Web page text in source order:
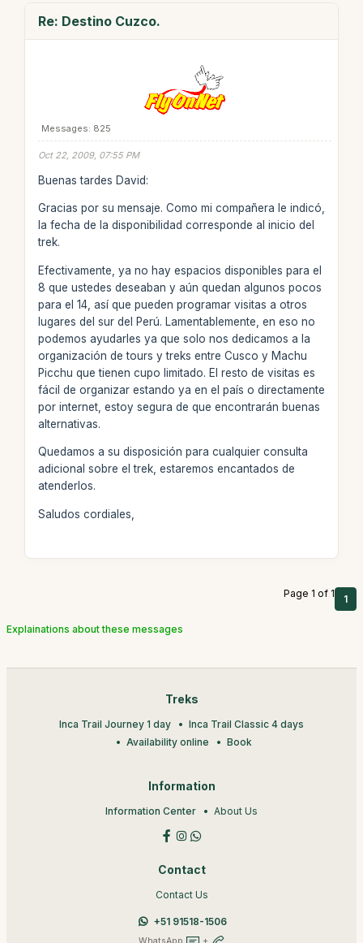
Re: Destino Cuzco.
Messages: 825
Oct 22, 2009, 07:55 PM
Buenas tardes David:
Gracias por su mensaje. Como mi compañera le indicó,
la fecha de la disponibilidad corresponde al inicio del
trek.
Efectivamente, ya no hay espacios disponibles para el
8 que ustedes deseaban y aún quedan algunos pocos
para el 14, así que pueden programar visitas a otros
lugares del sur del Perú. Lamentablemente, en eso no
podemos ayudarles ya que solo nos dedicamos a la
organización de tours y treks entre Cusco y Machu
Picchu que tienen cupo limitado. El resto de visitas es
fácil de organizar estando ya en el país o directamente
por internet, estoy segura de que encontrarán buenas
alternativas.
Quedamos a su disposición para cualquier consulta
adicional sobre el trek, estaremos encantados de
atenderlos.
Saludos cordiales,
Page 1 of 1 1
Explainations about these messages
Treks
Inca Trail Journey 1 day
Inca Trail Classic 4 days
Availability online
Book
Information
Information Center About Us
Contact
Contact Us
+51 91518-1506
WhatsApp +